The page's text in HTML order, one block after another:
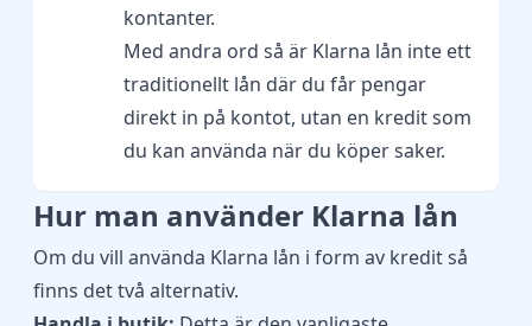
kontanter.
Med andra ord så är Klarna lån inte ett
traditionellt lån där du får pengar
direkt in på kontot, utan en kredit som
du kan använda när du köper saker.
Hur man använder Klarna lån
Om du vill använda Klarna lån i form av kredit så
finns det två alternativ.